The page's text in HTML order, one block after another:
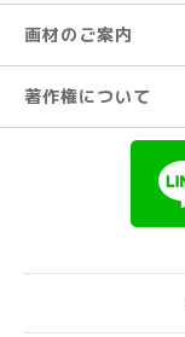
画材のご案内
著作権について